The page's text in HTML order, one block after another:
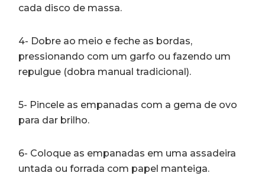
cada disco de massa.
4- Dobre ao meio e feche as bordas,
pressionando com um garfo ou fazendo um
repulgue (dobra manual tradicional).
5- Pincele as empanadas com a gema de ovo
para dar brilho.
6- Coloque as empanadas em uma assadeira
untada ou forrada com papel manteiga.